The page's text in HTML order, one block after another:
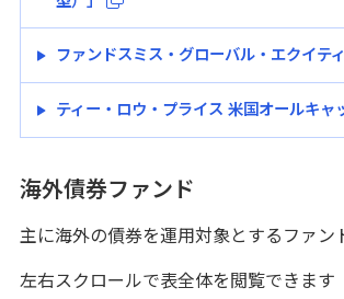
ファンドスミス・グローバル・エクイテ
ティー・ロウ・プライス 米国オールキャ
海外債券ファンド
主に海外の債券を運用対象とするファン
左右スクロールで表全体を閲覧できます